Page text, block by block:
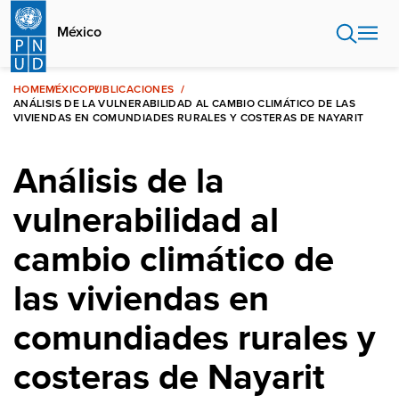
Pasar
contenido
principal
México
HOMEMÉXICOPUBLICACIONES
ANÁLISIS DE LA VULNERABILIDAD AL CAMBIO CLIMÁTICO DE LAS
VIVIENDAS EN COMUNDIADES RURALES Y COSTERAS DE NAYARIT
Análisis de la
vulnerabilidad al
cambio climático de
las viviendas en
comundiades rurales y
costeras de Nayarit